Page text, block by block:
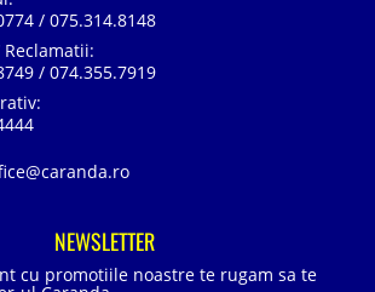
/ 075.314.8148
/ 074.355.7919
NEWSLETTER
cu promotiile noastre te rugam sa te